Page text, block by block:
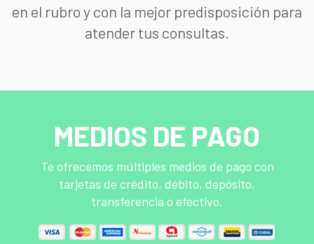
en el rubro y con la mejor predisposición para
atender tus consultas.
MEDIOS DE PAGO
Te ofrecemos múltiples medios de pago con
tarjetas de crédito, débito, depósito,
transferencia o efectivo.